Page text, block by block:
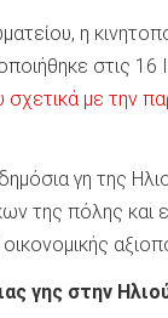
η
στις 16
με την
γη της
της πόλης
γης στην